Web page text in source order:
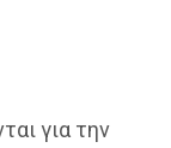
για την